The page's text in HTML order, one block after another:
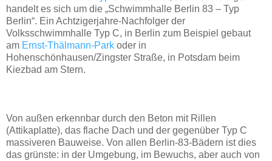
handelt es sich um die „Schwimmhalle Berlin 83 – Typ
Berlin“. Ein Achtzigerjahre-Nachfolger der
Volksschwimmhalle Typ C, in Berlin zum Beispiel gebaut
am Ernst-Thälmann-Park oder in
Hohenschönhausen/Zingster Straße, in Potsdam beim
Kiezbad am Stern.
Von außen erkennbar durch den Beton mit Rillen
(Attikaplatte), das flache Dach und der gegenüber Typ C
massiveren Bauweise. Von allen Berlin-83-Bädern ist dies
das grünste: in der Umgebung, im Bewuchs, aber auch von